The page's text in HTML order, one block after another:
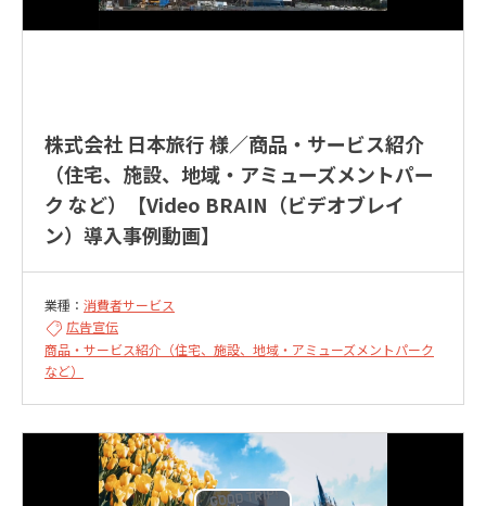
株式会社 日本旅行 様／商品・サービス紹介
（住宅、施設、地域・アミューズメントパー
ク など）【Video BRAIN（ビデオブレイ
ン）導入事例動画】
業種： 消費者サービス
広告宣伝
商品・サービス紹介（住宅、施設、地域・アミューズメントパーク
など）